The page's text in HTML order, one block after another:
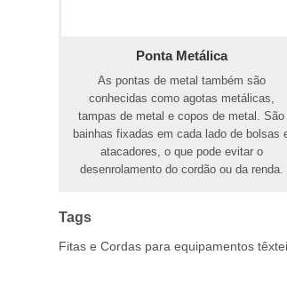
Ponta Metálica
As pontas de metal também são
conhecidas como agotas metálicas,
tampas de metal e copos de metal. São
bainhas fixadas em cada lado de bolsas
atacadores, o que pode evitar o
desenrolamento do cordão ou da renda.
Tags
Fitas e Cordas para equipamentos